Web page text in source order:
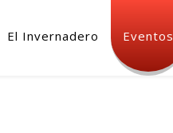
El Invernadero Eventos